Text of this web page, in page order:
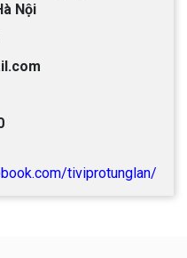
Nội
tiviprotunglan/